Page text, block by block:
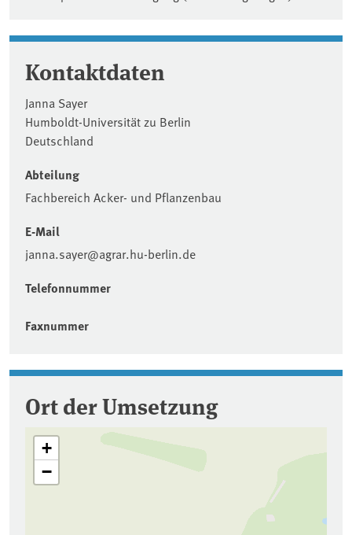
Kontaktdaten
Janna Sayer
Humboldt-Universität zu Berlin
Deutschland
Abteilung
Fachbereich Acker- und Pflanzenbau
E-Mail
janna.sayer@agrar.hu-berlin.de
Telefonnummer
Faxnummer
Ort der Umsetzung
+
−